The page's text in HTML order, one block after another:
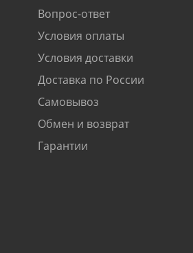
Вопрос-ответ
Условия оплаты
Условия доставки
Доставка по России
Самовывоз
Обмен и возврат
Гарантии